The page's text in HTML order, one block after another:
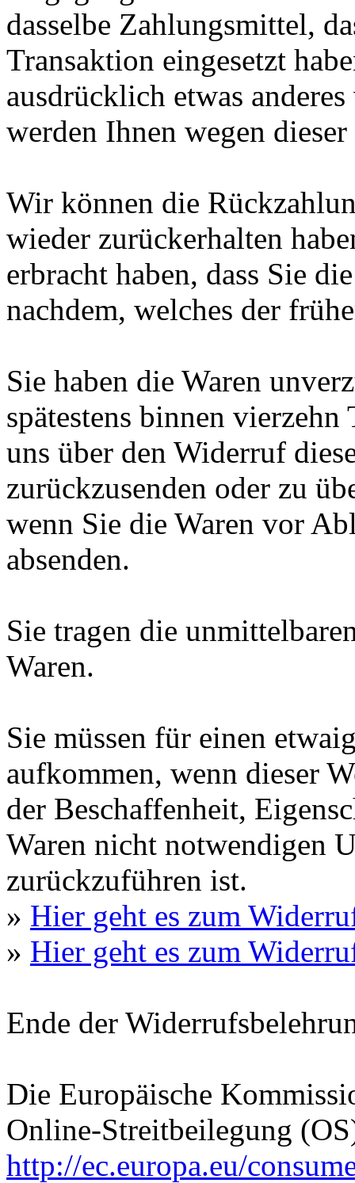
dasselbe Zahlungsmittel,
Transaktion eingesetzt
ausdrücklich etwas
werden Ihnen wegen
Wir können die
wieder zurückerhalten
erbracht haben, dass Sie
nachdem, welches der
Sie haben die Waren
spätestens binnen vierzehn
uns über den Widerruf
zurückzusenden oder zu
wenn Sie die Waren vor
absenden.
Sie tragen die
Waren.
Sie müssen für einen
aufkommen, wenn dieser
der Beschaffenheit,
Waren nicht notwendigen
zurückzuführen ist.
» Hier geht es zum
» Hier geht es zum
Ende der
Die Europäische
Online-Streitbeilegung
http://ec.europa.eu/